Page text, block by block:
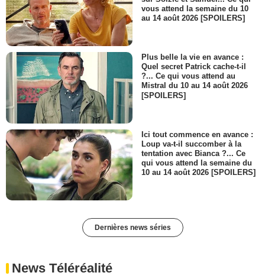
vous attend la semaine du 10
au 14 août 2026 [SPOILERS]
Plus belle la vie en avance :
Quel secret Patrick cache-t-il
?... Ce qui vous attend au
Mistral du 10 au 14 août 2026
[SPOILERS]
Ici tout commence en avance :
Loup va-t-il succomber à la
tentation avec Bianca ?... Ce
qui vous attend la semaine du
10 au 14 août 2026 [SPOILERS]
Dernières news séries
News Téléréalité